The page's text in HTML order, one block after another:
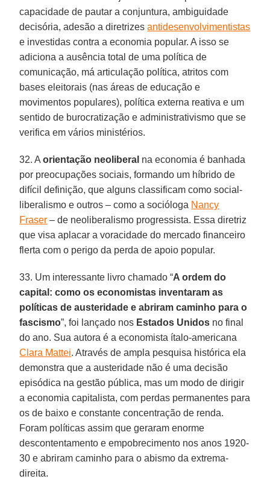
capacidade de pautar a conjuntura, ambiguidade
decisória, adesão a diretrizesantidesenvolvimentistas
e investidas contra a economia popular. A isso se
adiciona a ausência total de uma política de
comunicação, má articulação política, atritos com
bases eleitorais (nas áreas de educação e
movimentos populares), política externa reativa e um
sentido de burocratização e administrativismo que se
verifica em vários ministérios.
32. Aorientação neoliberal na economia é banhada
por preocupações sociais, formando um híbrido de
difícil definição, que alguns classificam como social-
liberalismo e outros – como a socióloga Nancy
Fraser – de neoliberalismo progressista. Essa diretriz
que visa aplacar a voracidade do mercado financeiro
flerta com o perigo da perda de apoio popular.
33. Um interessante livro chamado “A ordem do
capital: como os economistas inventaram as
políticas de austeridade e abriram caminho para o
fascismo”, foi lançado nos Estados Unidos no final
do ano. Sua autora é a economista ítalo-americana
Clara Mattei. Através de ampla pesquisa histórica ela
demonstra que a austeridade não é uma decisão
episódica na gestão pública, mas um modo de dirigir
a economia capitalista, com perdas permanentes para
os de baixo e constante concentração de renda.
Foram políticas assim que geraram enorme
descontentamento e empobrecimento nos anos 1920-
30 e abriram caminho para o abismo da extrema-
direita.